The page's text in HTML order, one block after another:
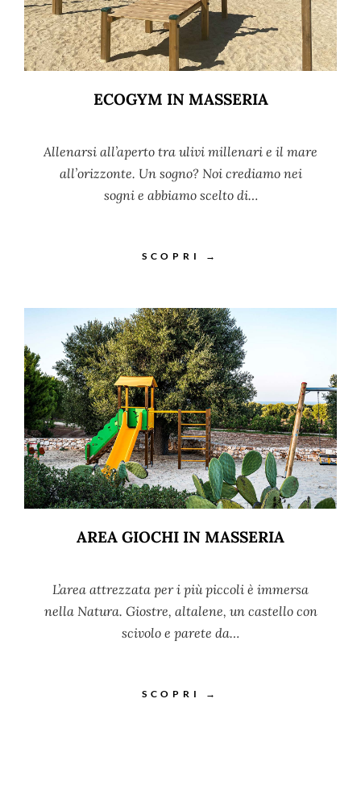
ECOGYM IN MASSERIA
Allenarsi all’aperto tra ulivi millenari e il mare
all’orizzonte. Un sogno? Noi crediamo nei
sogni e abbiamo scelto di…
SCOPRI →
AREA GIOCHI IN MASSERIA
L’area attrezzata per i più piccoli è immersa
nella Natura. Giostre, altalene, un castello con
scivolo e parete da…
SCOPRI →